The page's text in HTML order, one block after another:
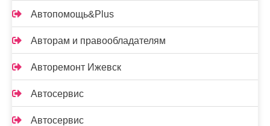
Автопомощь&Plus
Авторам и правообладателям
Авторемонт Ижевск
Автосервис
Автосервис